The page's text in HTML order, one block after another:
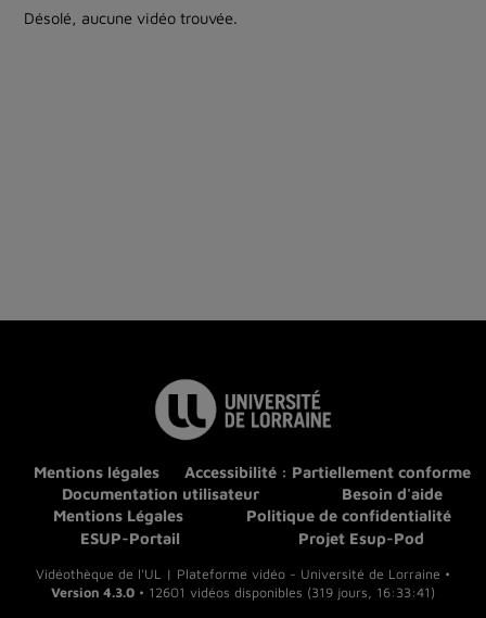
Désolé, aucune vidéo trouvée.
Mentions légales
Accessibilité : Partiellement conforme
Documentation utilisateur
Besoin d'aide
Mentions Légales
Politique de confidentialité
ESUP-Portail
Projet Esup-Pod
Vidéothèque de l'UL | Plateforme vidéo - Université de Lorraine •
Version 4.3.0 • 12601 vidéos disponibles (319 jours, 16:33:41)